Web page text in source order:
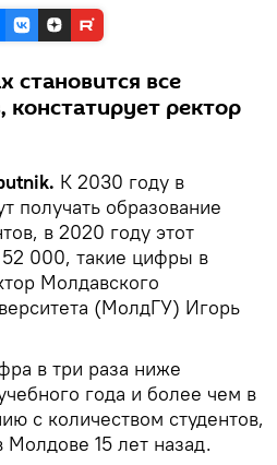
становится все
ректор
К 2030 году в
получать образование
в 2020 году этот
52 000, такие цифры в
Молдавского
(МолдГУ) Игорь
в три раза ниже
года и более чем в
с количеством студентов,
Молдове 15 лет назад.